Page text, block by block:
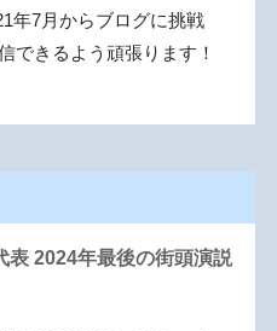
年7月からブログに挑戦
できるよう頑張ります！
表 2024年最後の街頭演説